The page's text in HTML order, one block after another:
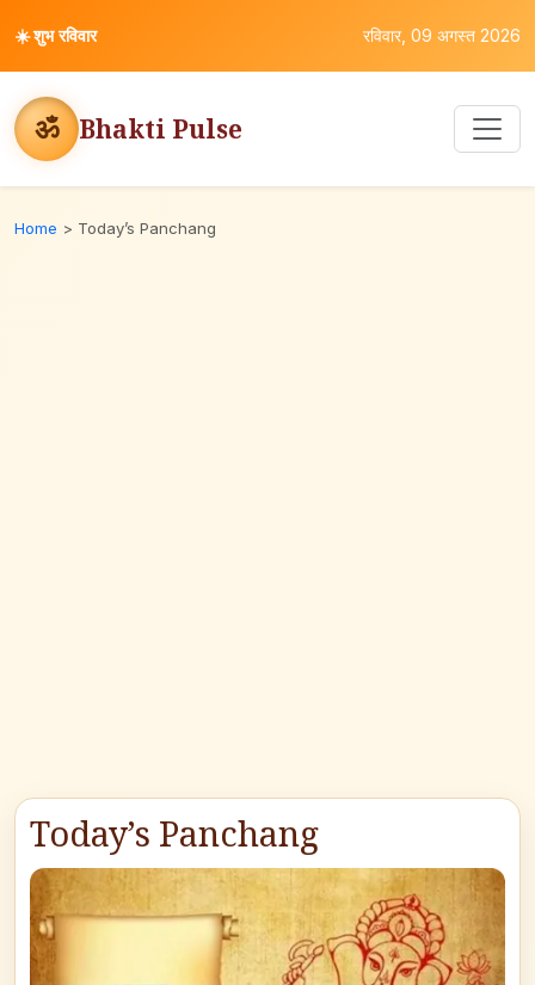
☀️शुभ रविवार रविवार, 09 अगस्त 2026
ॐ Bhakti Pulse
Home > Today’s Panchang
Today’s Panchang